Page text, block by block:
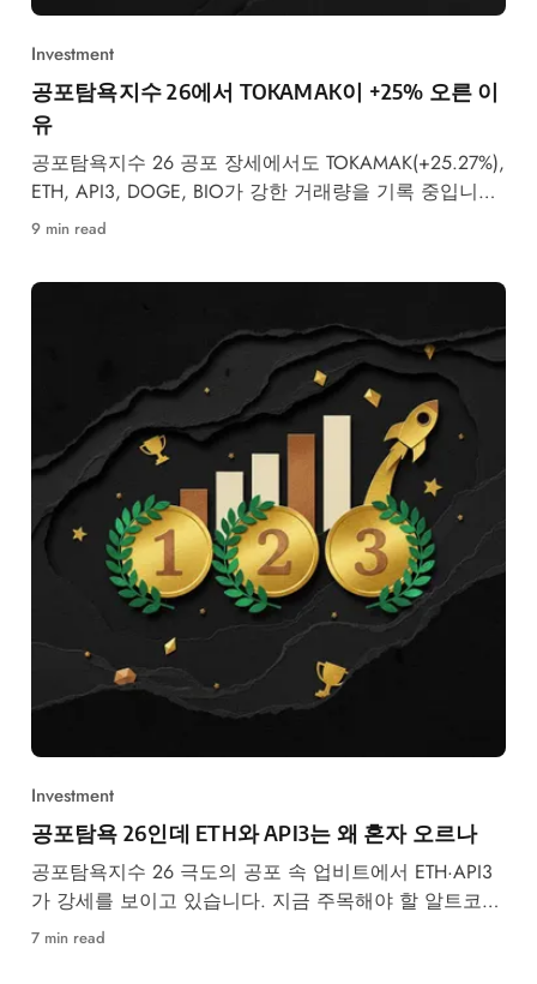
Investment
공포탐욕지수 26에서 TOKAMAK이 +25% 오른 이
유
공포탐욕지수 26 공포 장세에서도 TOKAMAK(+25.27%),
ETH, API3, DOGE, BIO가 강한 거래량을 기록 중입니다.
업비트 실시간 데이터 기반 5월 주목 코인을 분석합니
9 min read
Investment
공포탐욕 26인데 ETH와 API3는 왜 혼자 오르나
공포탐욕지수 26 극도의 공포 속 업비트에서 ETH·API3
가 강세를 보이고 있습니다. 지금 주목해야 할 알트코인
3종의 투자 포인트를 분석합니다.
7 min read